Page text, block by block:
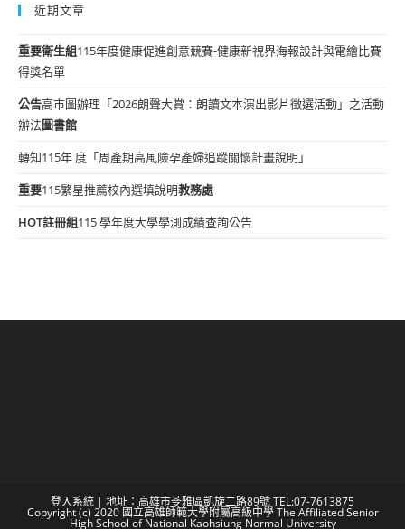
近期文章
重要衛生組115年度健康促進創意競賽-健康新視界海報設計與電繪比賽
得獎名單
公告高市圖辦理「2026朗聲大賞：朗讀文本演出影片徵選活動」之活動
辦法圖書館
轉知115年 度「周產期高風險孕產婦追蹤關懷計畫說明」
重要115繁星推薦校內選填說明教務處
HOT註冊組115 學年度大學學測成績查詢公告
登入系統 | 地址：高雄市苓雅區凱旋二路89號 TEL:07-7613875
Copyright (c) 2020 國立高雄師範大學附屬高級中學 The Affiliated Senior
High School of National Kaohsiung Normal University